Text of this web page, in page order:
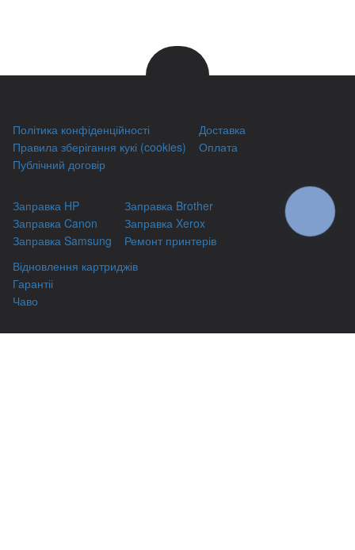
Політика конфіденційності
Правила зберігання кукі (cookies)
Публічний договір
Доставка
Оплата
Заправка HP
Заправка Canon
Заправка Samsung
Заправка Brother
Заправка Xerox
Ремонт принтерів
Відновлення картриджів
Гарантіі
Чаво